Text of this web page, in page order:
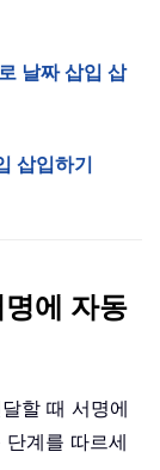
날짜 삽입 삽
삽입하기
에 자동
할 때 서명에
계를 따르세